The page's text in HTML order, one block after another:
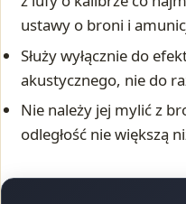
ustawy o broni i
Służy wyłącznie do
akustycznego, nie do
Nie należy jej mylić z
odległość nie większą